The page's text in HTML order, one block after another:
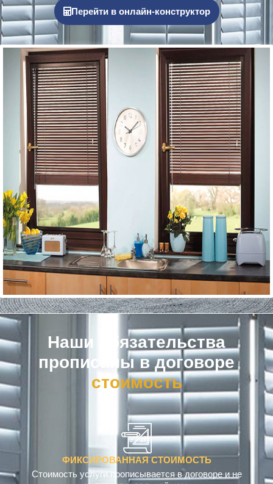
Перейти в онлайн-конструктор
Наши обязательства
прописаны в договоре
ФИКСИРОВАННАЯ СТОИМОСТЬ
Стоимость услуги прописывается в договоре и не
меняется в дальнейшем.